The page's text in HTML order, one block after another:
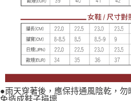
●雨天穿著後，應保持通風陰乾，
免造成鞋子損壞